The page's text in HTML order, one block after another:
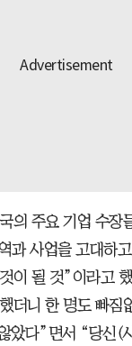
의 주요 기업 수장
과 사업을 고대하
이 될 것”이라고
더니 한 명도 빠짐
았다”면서 “당신(